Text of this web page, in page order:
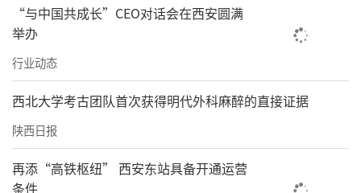
县。为全县文旅产业高质量发展注入新活力。
“与中国共成长”CEO对话会在西安圆满
举办
行业动态
西北大学考古团队首次获得明代外科麻醉的直接证据
陕西日报
再添“高铁枢纽” 西安东站具备开通运营
条件